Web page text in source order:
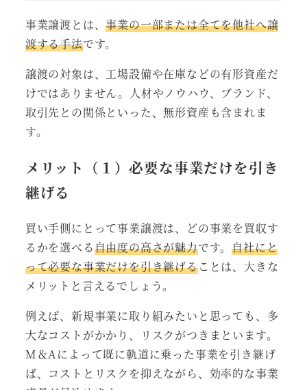
事業譲渡とは、事業の一部または全てを他社へ譲
渡する手法です。
譲渡の対象は、工場設備や在庫などの有形資産だ
けではありません。人材やノウハウ、ブランド、
取引先との関係といった、無形資産も含まれま
す。
メリット（１）必要な事業だけを引き
継げる
買い手側にとって事業譲渡は、どの事業を買収す
るかを選べる自由度の高さが魅力です。自社にと
って必要な事業だけを引き継げることは、大きな
メリットと言えるでしょう。
例えば、新規事業に取り組みたいと思っても、多
大なコストがかかり、リスクがつきまといます。
M＆Aによって既に軌道に乗った事業を引き継げ
ば、コストとリスクを抑えながら、効率的な事業